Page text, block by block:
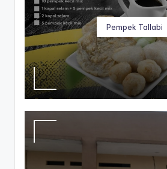
Pempek Tallabi